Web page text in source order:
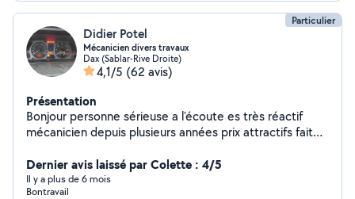
Particulier
Didier Potel
Mécanicien divers travaux
Dax (Sablar-Rive Droite)
4,1/5 (62 avis)
Présentation
Bonjour personne sérieuse a l'écoute es très réactif
mécanicien depuis plusieurs années prix attractifs fait
son argent
Dernier avis laissé par Colette : 4/5
Il y a plus de 6 mois
Bontravail